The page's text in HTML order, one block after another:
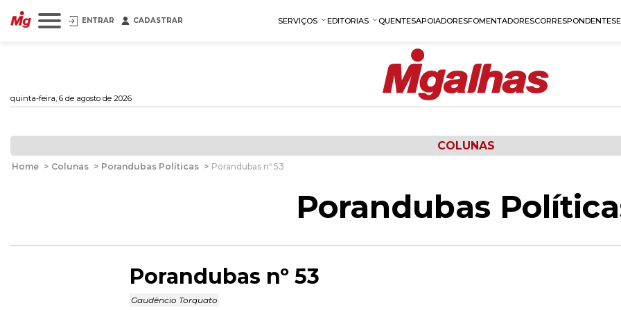
ENTRAR CADASTRAR SERVIÇOS EDITORIAS QUENTESAPOIADORESFOMENTADORESCORRESPONDENTES
quinta-feira, 6 de agosto de 2026
COLUNAS
Home > Colunas > Porandubas Políticas > Porandubas nº 53
Porandubas
Porandubas nº 53
Gaudêncio Torquato